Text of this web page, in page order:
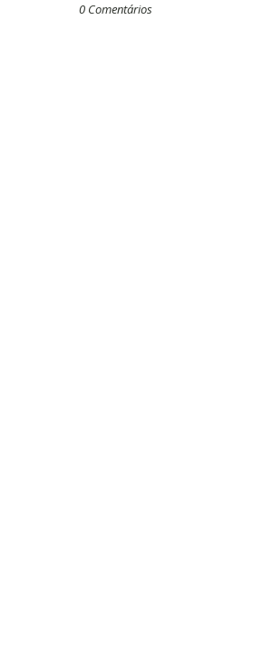
0 Comentários